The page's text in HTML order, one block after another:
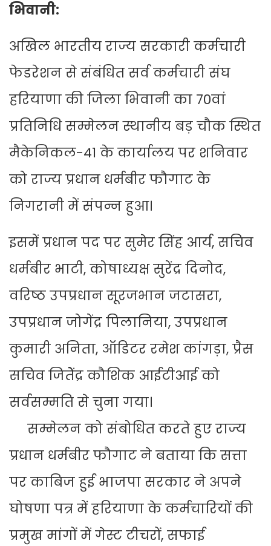
भिवानी:
अखिल भारतीय राज्य सरकारी कर्मचारी
फेडरेशन से संबंधित सर्व कर्मचारी संघ
हरियाणा की जिला भिवानी का 70वां
प्रतिनिधि सम्मेलन स्थानीय बड़ चौक स्थित
मैकेनिकल-41 के कार्यालय पर शनिवार
को राज्य प्रधान धर्मबीर फौगाट के
निगरानी में संपन्न हुआ।
इसमें प्रधान पद पर सुमेर सिंह आर्य, सचिव
धर्मबीर भाटी, कोषाध्यक्ष सुरेंद्र दिनोद,
वरिष्ठ उपप्रधान सूरजभान जटासरा,
उपप्रधान जोगेंद्र पिलानिया, उपप्रधान
कुमारी अनिता, ऑडिटर रमेश कांगड़ा, प्रैस
सचिव जितेेंद्र कौशिक आईटीआई को
सर्वसम्मति से चुना गया।
सम्मेलन को संबोधित करते हुए राज्य
प्रधान धर्मबीर फौगाट ने बताया कि सत्ता
पर काबिज हुई भाजपा सरकार ने अपने
घोषणा पत्र में हरियाणा के कर्मचारियों की
प्रमुख मांगों में गेस्ट टीचरों, सफाई